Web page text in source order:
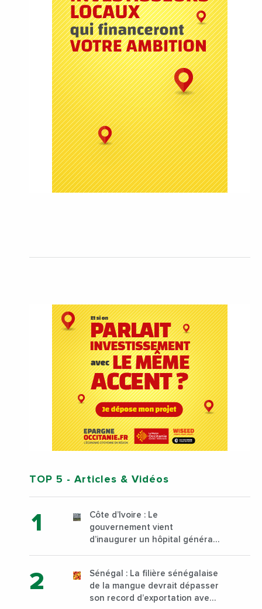
TOP 5 - Articles & Vidéos
Côte d’Ivoire : Le
gouvernement vient
d’inaugurer un hôpital général
Sénégal : La filière sénégalaise
de la mangue devrait dépasser
son record d’exportation avec